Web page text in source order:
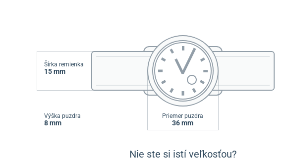
Šírka remienka
15 mm
Výška puzdra
8 mm
Priemer puzdra
36 mm
Nie ste si istí veľkosťou?